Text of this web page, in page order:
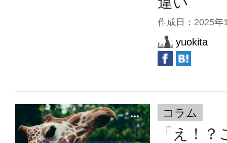
作成日： 2025年
yuokita
コラム
「え！